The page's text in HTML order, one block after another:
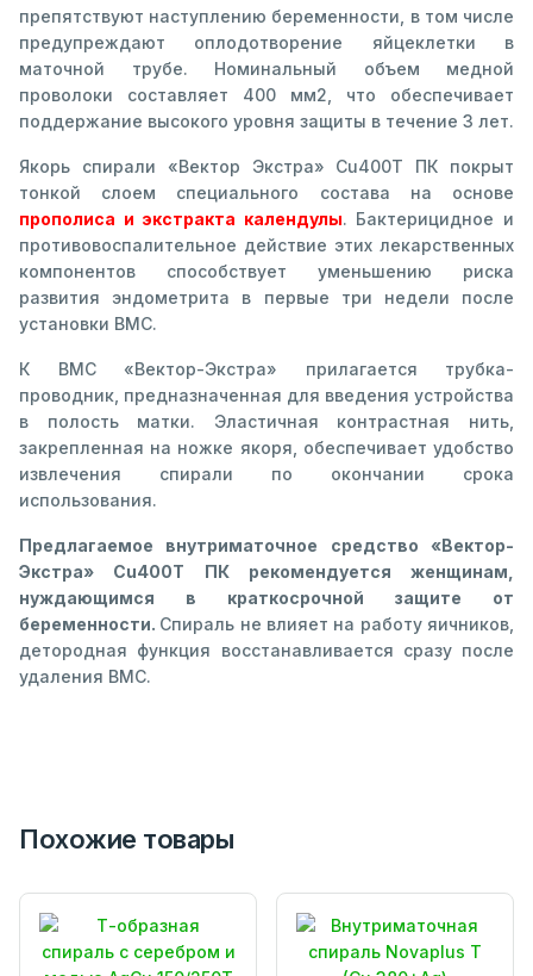
препятствуют наступлению беременности, в том числе
предупреждают оплодотворение яйцеклетки в
маточной трубе. Номинальный объем медной
проволоки составляет 400 мм2, что обеспечивает
поддержание высокого уровня защиты в течение 3 лет.
Якорь спирали «Вектор Экстра» Cu400T ПК покрыт
тонкой слоем специального состава на основе
прополиса и экстракта календулы. Бактерицидное и
противовоспалительное действие этих лекарственных
компонентов способствует уменьшению риска
развития эндометрита в первые три недели после
установки ВМС.
К ВМС «Вектор-Экстра» прилагается трубка-
проводник, предназначенная для введения устройства
в полость матки. Эластичная контрастная нить,
закрепленная на ножке якоря, обеспечивает удобство
извлечения спирали по окончании срока
использования.
Предлагаемое внутриматочное средство «Вектор-
Экстра» Cu400T ПК рекомендуется женщинам,
нуждающимся в краткосрочной защите от
беременности. Спираль не влияет на работу яичников,
детородная функция восстанавливается сразу после
удаления ВМС.
Похожие товары